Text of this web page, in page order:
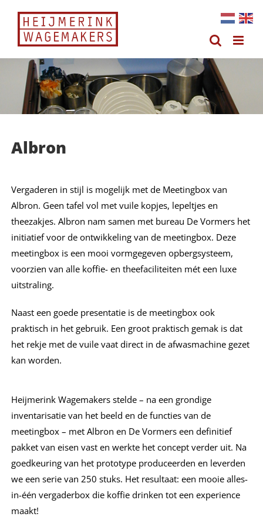
inhoud
Albron
Vergaderen in stijl is mogelijk met de Meetingbox van
Albron. Geen tafel vol met vuile kopjes, lepeltjes en
theezakjes. Albron nam samen met bureau De Vormers het
initiatief voor de ontwikkeling van de meetingbox. Deze
meetingbox is een mooi vormgegeven opbergsysteem,
voorzien van alle koffie- en theefaciliteiten mét een luxe
uitstraling.
Naast een goede presentatie is de meetingbox ook
praktisch in het gebruik. Een groot praktisch gemak is dat
het rekje met de vuile vaat direct in de afwasmachine gezet
kan worden.
Heijmerink Wagemakers stelde – na een grondige
inventarisatie van het beeld en de functies van de
meetingbox – met Albron en De Vormers een definitief
pakket van eisen vast en werkte het concept verder uit. Na
goedkeuring van het prototype produceerden en leverden
we een serie van 250 stuks. Het resultaat: een mooie alles-
in-één vergaderbox die koffie drinken tot een experience
maakt!